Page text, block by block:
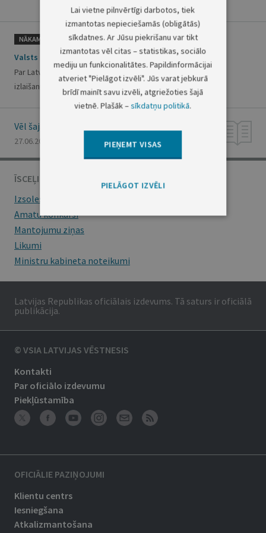
NĀKAMAIS
Valsts kases dienesta informācija
Par Latvijas valsts iekšējā aizņēmuma īstermiņa parādzīmju
izlaišanu
Vēl šajā numurā
27.06.2000., Nr. 240/241
ĪSCEĻI
Izsoles
Amatu konkursi
Mantojumu ziņas
Likumi
Ministru kabineta noteikumi
Latvijas Republikas oficiālais izdevums. Tā saturs ir oficiālā
publikācija.
© VSIA LATVIJAS VĒSTNESIS
Kontakti
Par oficiālo izdevumu
Piekļūstamība
OFICIĀLIE PAZIŅOJUMI
Klientu centrs
Iesniegšana
Atkalizmantošana
Lai vietne pilnvērtīgi darbotos, tiek
izmantotas nepieciešamās (obligātās)
sīkdatnes. Ar Jūsu piekrišanu var tikt
izmantotas vēl citas – statistikas, sociālo
mediju un funkcionalitātes. Papildinformācijai
atveriet "Pielāgot izvēli". Jūs varat jebkurā
brīdī mainīt savu izvēli, atgriežoties šajā
vietnē. Plašāk –sīkdatņu politikā.
PIEŅEMT VISAS
PIELĀGOT IZVĒLI